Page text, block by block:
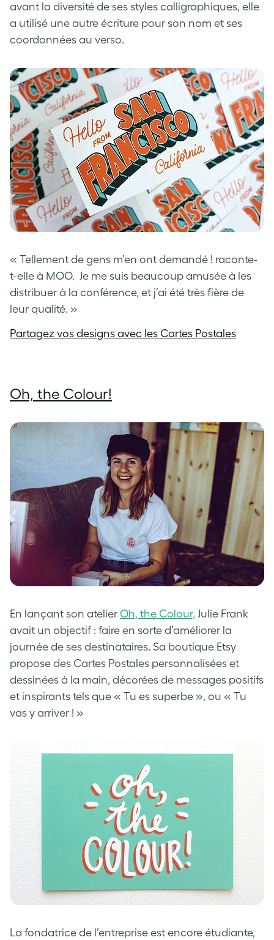
avant la diversité de ses styles calligraphiques, elle
a utilisé une autre écriture pour son nom et ses
coordonnées au verso.
« Tellement de gens m’en ont demandé ! raconte-
t-elle à MOO. Je me suis beaucoup amusée à les
distribuer à la conférence, et j’ai été très fière de
leur qualité. »
Partagez vos designs avec les Cartes Postales
Oh, the Colour!
En lançant son atelier Oh, the Colour, Julie Frank
avait un objectif : faire en sorte d’améliorer la
journée de ses destinataires. Sa boutique Etsy
propose des Cartes Postales personnalisées et
dessinées à la main, décorées de messages positifs
et inspirants tels que « Tu es superbe », ou « Tu
vas y arriver ! »
La fondatrice de l’entreprise est encore étudiante,